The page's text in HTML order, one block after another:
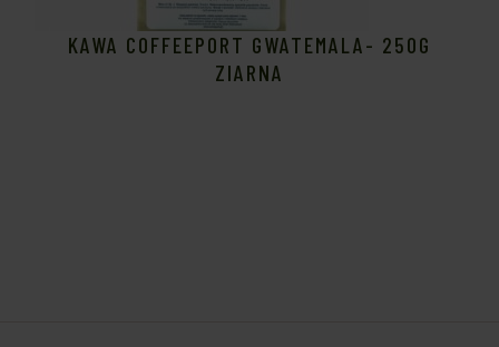
KAWA COFFEEPORT GWATEMALA- 250G
ZIARNA